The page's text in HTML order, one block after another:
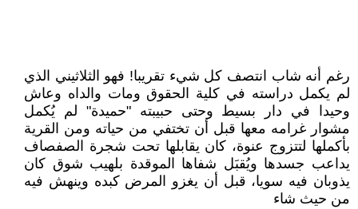
رغم أنه شاب انتصف كل شيء تقريبا! فهو الثلاثيني الذي
لم يكمل دراسته في كلية الحقوق ومات والداه وعاش
وحيدا في دار بسيط وحتى حبيبته "حميدة" لم يُكمل
مشوار غرامه معها قبل أن تختفي من حياته ومن القرية
بأكملها لتتزوج عنوة، كان يقابلها تحت شجرة الصفصاف
يداعب جسدها ويُقبَل شفاها الموقدة بلهيب شوق كان
يذوبان فيه سويا، قبل أن يغزو المرض كبده وينهش فيه
من حيث شاء